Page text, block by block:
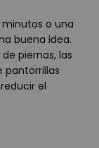
o una
buena idea.
piernas, las
pantorrillas
el